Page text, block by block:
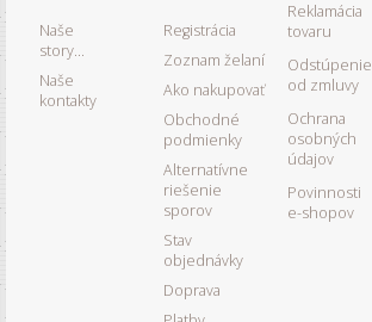
Naše
story...
Naše
kontakty
Registrácia
Zoznam želaní
Ako nakupovať
Obchodné
podmienky
Alternatívne
riešenie
sporov
Stav
objednávky
Doprava
Reklamácia
tovaru
Odstúpenie
od zmluvy
Ochrana
osobných
údajov
Povinnosti
e-shopov